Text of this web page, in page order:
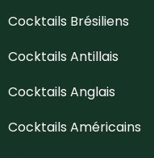
Cocktails Brésiliens
Cocktails Antillais
Cocktails Anglais
Cocktails Américains